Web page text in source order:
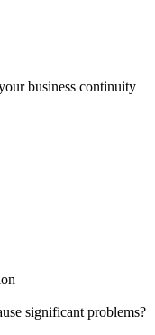
business continuity
significant problems?